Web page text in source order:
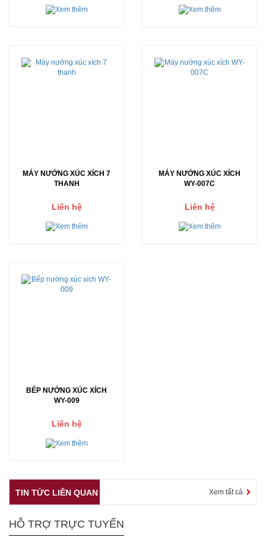
MÁY NƯỚNG XÚC XÍCH 7
THANH
Liên hệ
MÁY NƯỚNG XÚC XÍCH
WY-007C
Liên hệ
BẾP NƯỚNG XÚC XÍCH
WY-009
Liên hệ
TIN TỨC LIÊN QUAN Xem tất cả
HỖ TRỢ TRỰC TUYẾN